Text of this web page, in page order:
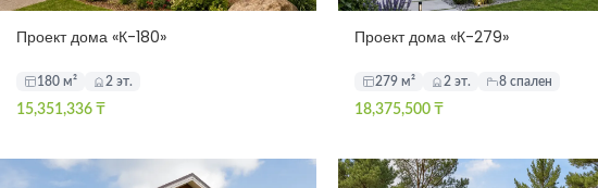
Проект дома «К-180»
180 м² 2 эт.
15,351,336 ₸
Проект дома «К-279»
279 м² 2 эт. 8 спален
18,375,500 ₸